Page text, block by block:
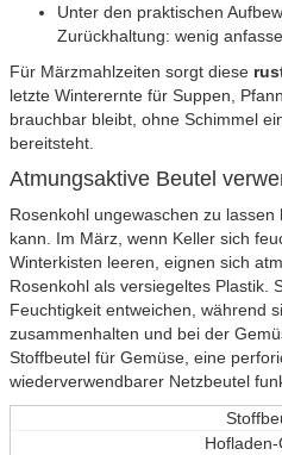
Unter den praktischen
Zurückhaltung: wenig
Für Märzmahlzeiten sorgt diese
letzte Winterernte für Suppen,
brauchbar bleibt, ohne Schimmel
bereitsteht.
Atmungsaktive Beutel
Rosenkohl ungewaschen zu
kann. Im März, wenn Keller sich
Winterkisten leeren, eignen sich
Rosenkohl als versiegeltes Plastik.
Feuchtigkeit entweichen, während
zusammenhalten und bei der
Stoffbeutel für Gemüse, eine
wiederverwendbarer Netzbeutel